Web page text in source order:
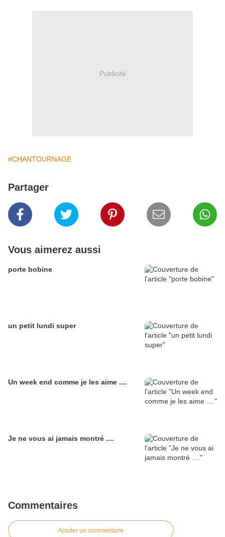
Publicité
#CHANTOURNAGE
Partager
Vous aimerez aussi
porte bobine
un petit lundi super
Un week end comme je les aime ....
Je ne vous ai jamais montré ....
Commentaires
Ajouter un commentaire